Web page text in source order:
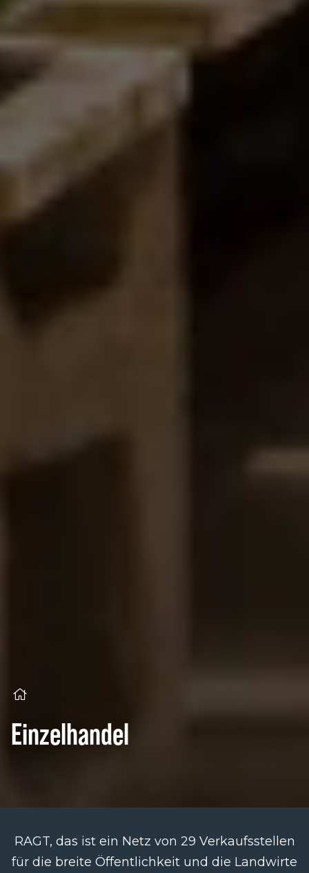
Einzelhandel
RAGT, das ist ein Netz von 29 Verkaufsstellen
für die breite Öffentlichkeit und die Landwirte